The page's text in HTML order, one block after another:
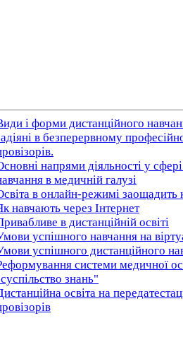
і форми дистанційного
в безперервному
напрями діяльності у
в медичній галузі
в онлайн-режимі заощадить
навчають через Інтернет
в дистанційній освіті
успішного навчання на
успішного дистанційного
системи медичної
знань"
освіта на